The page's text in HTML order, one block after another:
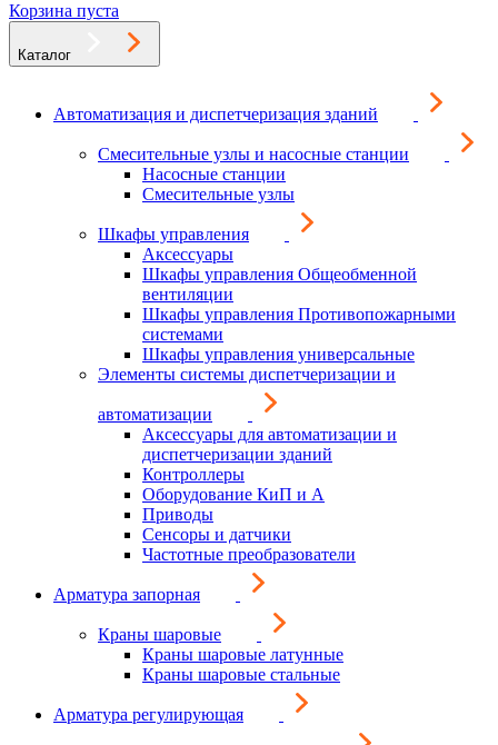
Корзина пуста
Каталог
Автоматизация и диспетчеризация зданий
Смесительные узлы и насосные станции
Насосные станции
Смесительные узлы
Шкафы управления
Аксессуары
Шкафы управления Общеобменной
вентиляции
Шкафы управления Противопожарными
системами
Шкафы управления универсальные
Элементы системы диспетчеризации и
автоматизации
Аксессуары для автоматизации и
диспетчеризации зданий
Контроллеры
Оборудование КиП и А
Приводы
Сенсоры и датчики
Частотные преобразователи
Арматура запорная
Краны шаровые
Краны шаровые латунные
Краны шаровые стальные
Арматура регулирующая